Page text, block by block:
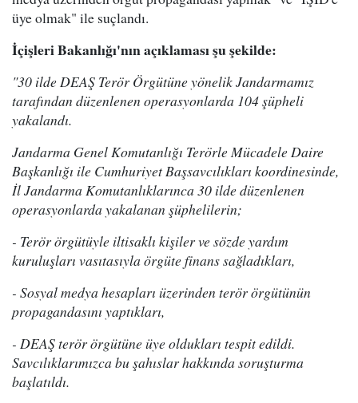
üye olmak" ile suçlandı.
İçişleri Bakanlığı'nın açıklaması şu şekilde:
"30 ilde DEAŞ Terör Örgütüne yönelik Jandarmamız
tarafından düzenlenen operasyonlarda 104 şüpheli
yakalandı.
Jandarma Genel Komutanlığı Terörle Mücadele Daire
Başkanlığı ile Cumhuriyet Başsavcılıkları koordinesinde,
İl Jandarma Komutanlıklarınca 30 ilde düzenlenen
operasyonlarda yakalanan şüphelilerin;
- Terör örgütüyle iltisaklı kişiler ve sözde yardım
kuruluşları vasıtasıyla örgüte finans sağladıkları,
- Sosyal medya hesapları üzerinden terör örgütünün
propagandasını yaptıkları,
- DEAŞ terör örgütüne üye oldukları tespit edildi.
Savcılıklarımızca bu şahıslar hakkında soruşturma
başlatıldı.